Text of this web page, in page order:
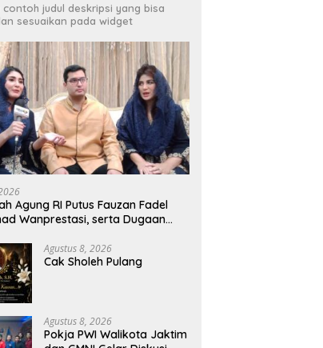
contoh judul deskripsi yang bisa
sesuaikan pada widget
Agung RI Putus Fauzan Fadel
Wanprestasi, serta Dugaan
Agustus 8, 2026
Cak Sholeh Pulang
Agustus 8, 2026
Pokja PWI Walikota Jaktim